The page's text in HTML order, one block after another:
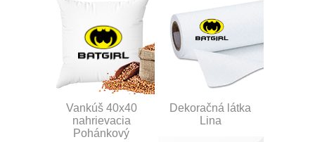
Vankúš 40x40
nahrievacia
Pohánkový
Dekoračná látka
Lina